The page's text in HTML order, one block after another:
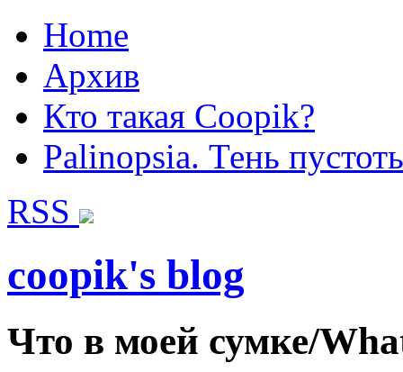
Home
Архив
Кто такая Coopik?
Palinopsia. Тень
RSS
coopik's blog
Что в моей сумке/